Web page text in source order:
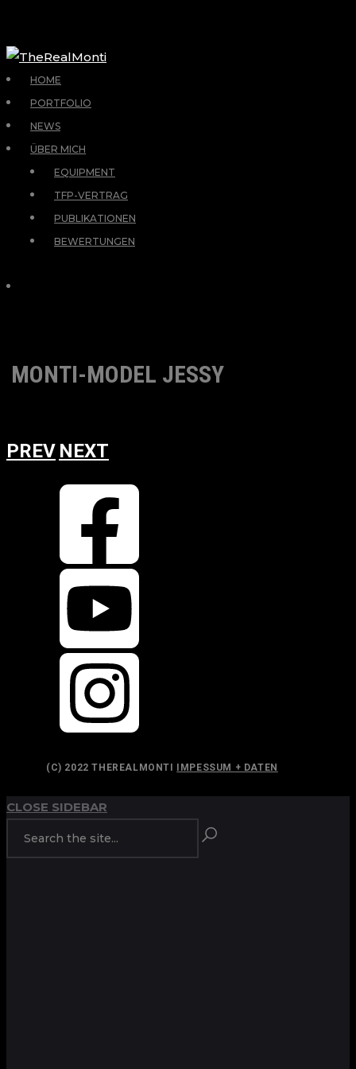
HOME
PORTFOLIO
NEWS
ÜBER MICH
EQUIPMENT
TFP-VERTRAG
PUBLIKATIONEN
BEWERTUNGEN
MONTI-MODEL JESSY
PREV NEXT
(C) 2022 THEREALMONTI IMPESSUM + DATEN
CLOSE SIDEBAR